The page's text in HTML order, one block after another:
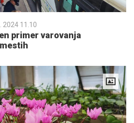
2024 11.10
primer varovanja